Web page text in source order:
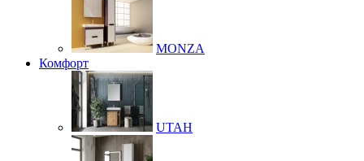
MONZA
Комфорт
UTAH